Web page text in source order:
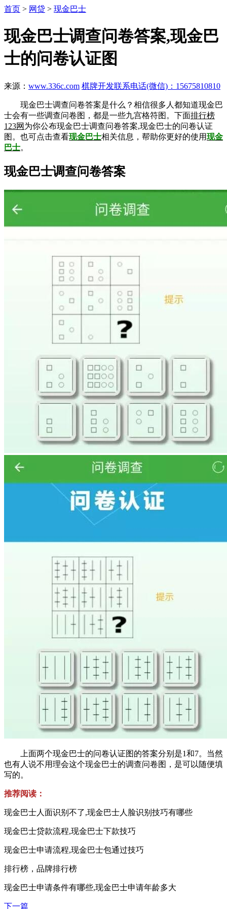
首页 > 网贷 > 现金巴士
现金巴士调查问卷答案,现金巴
士的问卷认证图
来源： www.336c.com 棋牌开发联系电话(微信)：15675810810
现金巴士调查问卷答案是什么？相信很多人都知道现金巴
士会有一些调查问卷图，都是一些九宫格符图。下面排行榜
123网 为你公布现金巴士调查问卷答案,现金巴士的问卷认证
图。也可点击查看现金巴士相关信息，帮助你更好的使用现金
巴士。
现金巴士调查问卷答案
上面两个现金巴士的问卷认证图的答案分别是1和7。当然
也有人说不用理会这个现金巴士的调查问卷图，是可以随便填
写的。
推荐阅读：
现金巴士人面识别不了,现金巴士人脸识别技巧有哪些
现金巴士贷款流程,现金巴士下款技巧
现金巴士申请流程,现金巴士包通过技巧
排行榜，品牌排行榜
现金巴士申请条件有哪些,现金巴士申请年龄多大
下一篇